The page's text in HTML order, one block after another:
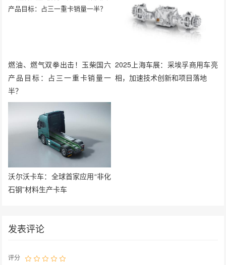
燃油、燃气双拳出击！玉柴国六
产品目标：占三一重卡销量一
半？
2025上海车展：采埃孚商用车亮
相，加速技术创新和项目落地
沃尔沃卡车：全球首家应用“非化
石钢”材料生产卡车
发表评论
评分